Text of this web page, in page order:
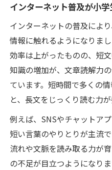
ア
毎日の習慣が小学
家庭学習で読解力
オンライン教材やタブ
小学生の基礎学
活用術
タブレット学習で
小学生の基礎学力
材
インターネット普及が小
インターネットの普及によ
情報に触れるようになりま
効率は上がったものの、短
知識の増加が、文章読解力
ています。短時間で多くの
と、長文をじっくり読む力
例えば、SNSやチャットア
短い言葉のやりとりが主流
流れや文脈を読み取る力が
の不足が目立つようになり